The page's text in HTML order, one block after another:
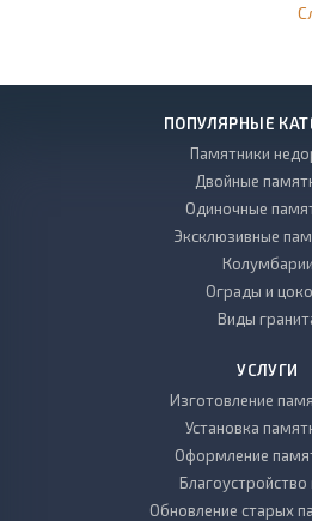
ПОПУЛЯРНЫЕ
Памятники
Двойные
Одиночные
Эксклюзивные
Колумбарии
Ограды и
Виды
УСЛУГИ
Изготовление
Установка
Оформление
Благоустройство
Обновление старых